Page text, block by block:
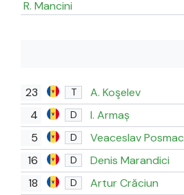
R. Mancini
23 T A. Koşelev
4 D
I. Armaș
5
D Veaceslav Posmac
16 D Denis Marandici
18 D Artur Crăciun